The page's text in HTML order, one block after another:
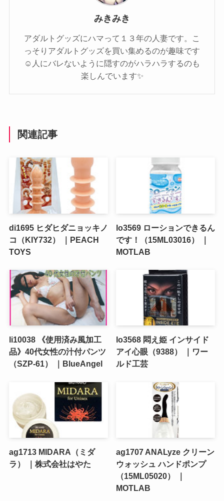
みきみき
アダルトグッズにハマって１３年の人妻です。こ
っそりアダルトグッズを買い集めるのが趣味です
☺️人にバレないように隠すのがハラハラするのも
楽しんでいます✨️
関連記事
di1695 ヒダヒダニョッキノ
コ（KIY732） ｜PEACH
TOYS
lo3569 ローションできるん
です！（15ML03016） ｜
MOTLAB
li10038 《使用済み風加工
品》40代女性の汁付パンツ
（SZP-61） ｜BlueAngel
lo3568 悶え姫 インサイド
アイ心眼（9388） ｜ワー
ルド工芸
ag1713 MIDARA（ミダ
ラ） ｜株式会社はやた
ag1707 ANALyze クリーン
ウォッシュ ハンドポンプ
（15ML05020） ｜
MOTLAB